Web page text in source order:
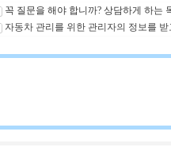
꼭 질문을 해야 합니까? 상담하게 하는
자동차 관리를 위한 관리자의 정보를 받